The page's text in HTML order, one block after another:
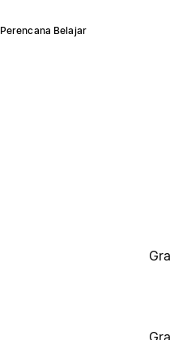
Perencana Belajar